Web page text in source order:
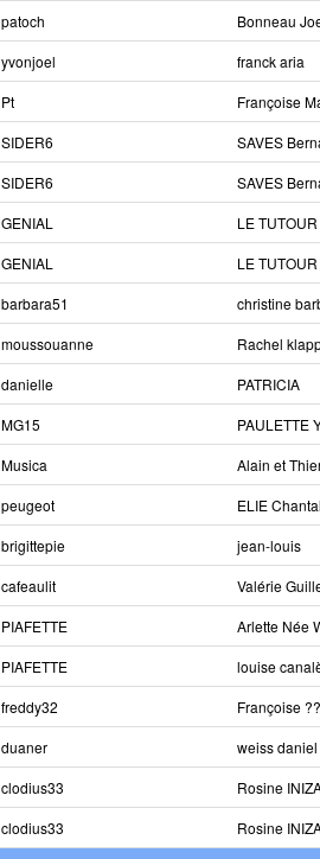
patoch
Bonneau
yvonjoel
franck aria
Pt
Françoise
SIDER6
SAVES
SIDER6
SAVES
GENIAL
LE
GENIAL
LE
barbara51
christine
moussouanne
Rachel
danielle
PATRICIA
MG15
PAULETTE
Musica
Alain et
peugeot
ELIE Chantal
brigittepie
jean-louis
cafeaulit
Valérie
PIAFETTE
Arlette Née
PIAFETTE
louise
freddy32
Françoise
duaner
weiss daniel
clodius33
Rosine
clodius33 Rosine